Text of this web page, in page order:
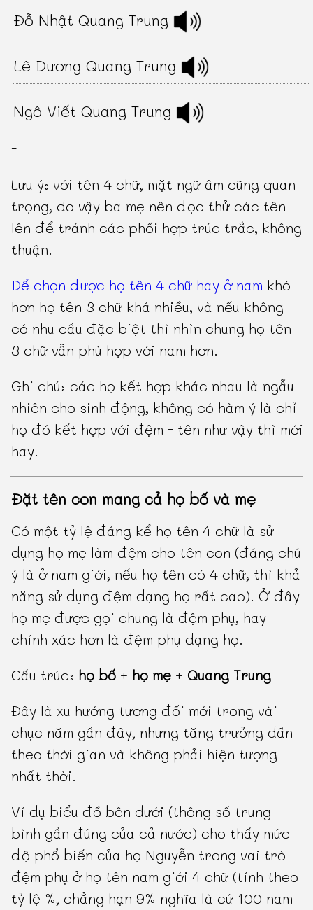
Đỗ Nhật Quang Trung
Lê Dương Quang Trung
Ngô Viết Quang Trung
-
Lưu ý: với tên 4 chữ, mặt ngữ âm cũng quan
trọng, do vậy ba mẹ nên đọc thử các tên
lên để tránh các phối hợp trúc trắc, không
thuận.
Để chọn được họ tên 4 chữ hay ở nam khó
hơn họ tên 3 chữ khá nhiều, và nếu không
có nhu cầu đặc biệt thì nhìn chung họ tên
3 chữ vẫn phù hợp với nam hơn.
Ghi chú: các họ kết hợp khác nhau là ngẫu
nhiên cho sinh động, không có hàm ý là chỉ
họ đó kết hợp với đệm - tên như vậy thì mới
hay.
Đặt tên con mang cả họ bố và mẹ
Có một tỷ lệ đáng kể họ tên 4 chữ là sử
dụng họ mẹ làm đệm cho tên con (đáng chú
ý là ở nam giới, nếu họ tên có 4 chữ, thì khả
năng sử dụng đệm dạng họ rất cao). Ở đây
họ mẹ được gọi chung là đệm phụ, hay
chính xác hơn là đệm phụ dạng họ.
Cấu trúc: họ bố + họ mẹ + Quang Trung
Đây là xu hướng tương đối mới trong vài
chục năm gần đây, nhưng tăng trưởng dần
theo thời gian và không phải hiện tượng
nhất thời.
Ví dụ biểu đồ bên dưới (thông số trung
bình gần đúng của cả nước) cho thấy mức
độ phổ biến của họ Nguyễn trong vai trò
đệm phụ ở họ tên nam giới 4 chữ (tính theo
tỷ lệ %, chẳng hạn 9% nghĩa là cứ 100 nam